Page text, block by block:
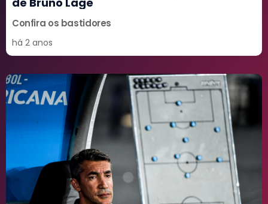
Confira os bastidores
há 2 anos